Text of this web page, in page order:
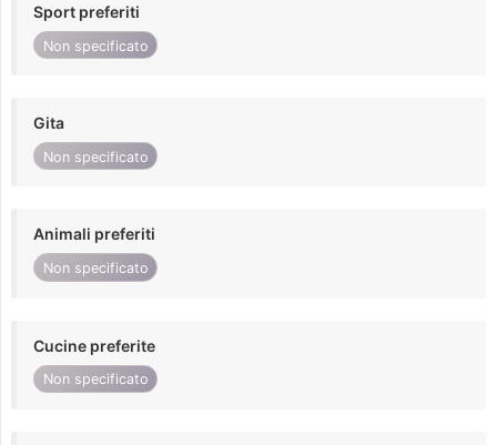
Sport preferiti
Non specificato
Gita
Non specificato
Animali preferiti
Non specificato
Cucine preferite
Non specificato